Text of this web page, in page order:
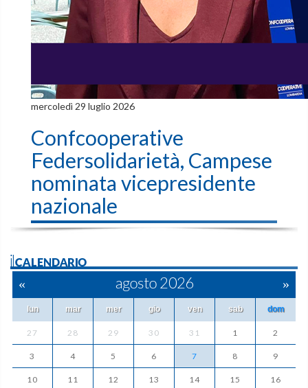
mercoledì 29 luglio 2026
Confcooperative
Federsolidarietà, Campese
nominata vicepresidente
nazionale
ilCALENDARIO
« agosto 2026 »
lun mar mer gio ven sab dom
27 28 29 30 31 1 2
3 4 5 6 7 8 9
10 11 12 13 14 15 16